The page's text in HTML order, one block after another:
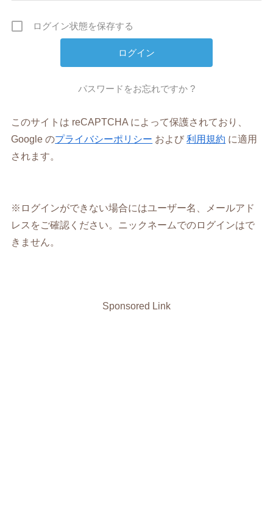
ログイン状態を保存する
パスワードをお忘れですか ?
このサイトは reCAPTCHA によって保護されており、
Google のプライバシーポリシー および利用規約 に適用
されます。
※ログインができない場合にはユーザー名、メールアド
レスをご確認ください。ニックネームでのログインはで
きません。
Sponsored Link